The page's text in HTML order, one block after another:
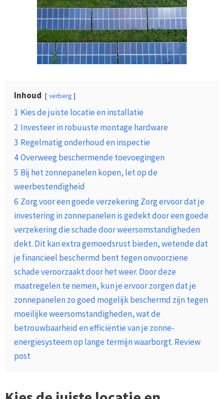
Inhoud verberg
1 Kies de juiste locatie en installatie
2 Investeer in robuuste montage hardware
3 Regelmatig onderhoud en inspectie
4 Overweeg beschermende toevoegingen
5 Bij het zonnepanelen kopen, let op de
weerbestendigheid
6 Zorg voor een goede verzekering Zorg ervoor dat je
investering in zonnepanelen is gedekt door een goede
verzekering die schade door weersomstandigheden
dekt. Dit kan extra gemoedsrust bieden, wetende dat
je financieel beschermd bent tegen onvoorziene
schade veroorzaakt door het weer. Door deze
maatregelen te nemen, kun je ervoor zorgen dat je
zonnepanelen zo goed mogelijk beschermd zijn tegen
moeilijke weersomstandigheden, wat de
betrouwbaarheid en efficiëntie van je zonne-
energiesysteem op lange termijn waarborgt. Review
post